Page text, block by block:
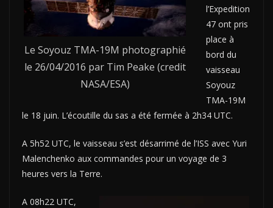
Le Soyouz TMA-19M photographié
le 26/04/2016 par Tim Peake (credit
NASA/ESA)
l’Expedition
47 ont pris
place à
bord du
vaisseau
Soyouz
TMA-19M
le 18 juin. L’écoutille du sas a été fermée à 2h34 UTC.
A 5h52 UTC, le vaisseau s’est désarrimé de l’ISS avec Yuri
Malenchenko aux commandes pour un voyage de 3
heures vers la Terre.
A 08h22 UTC,